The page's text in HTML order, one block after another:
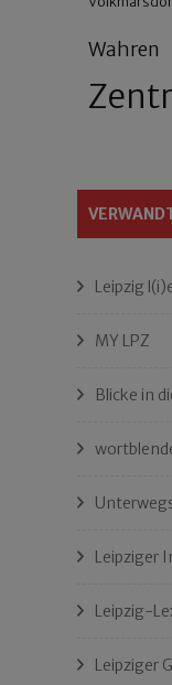
Wahren
Leipzig
MY LPZ
Blicke in
Leipziger
Leipzig-
Leipziger